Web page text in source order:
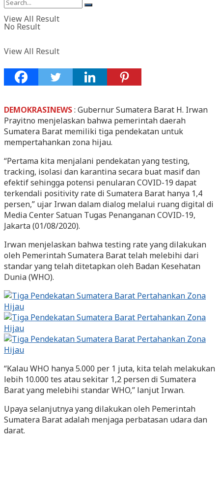
View All Result
No Result
View All Result
DEMOKRASINEWS: Gubernur Sumatera Barat H. Irwan
Prayitno menjelaskan bahwa pemerintah daerah
Sumatera Barat memiliki tiga pendekatan untuk
mempertahankan zona hijau.
“Pertama kita menjalani pendekatan yang testing,
tracking, isolasi dan karantina secara buat masif dan
efektif sehingga potensi penularan COVID-19 dapat
terkendali positivity rate di Sumatera Barat hanya 1,4
persen,” ujar Irwan dalam dialog melalui ruang digital di
Media Center Satuan Tugas Penanganan COVID-19,
Jakarta (01/08/2020).
Irwan menjelaskan bahwa testing rate yang dilakukan
oleh Pemerintah Sumatera Barat telah melebihi dari
standar yang telah ditetapkan oleh Badan Kesehatan
Dunia (WHO).
“Kalau WHO hanya 5.000 per 1 juta, kita telah melakukan
lebih 10.000 tes atau sekitar 1,2 persen di Sumatera
Barat yang melebihi standar WHO,” lanjut Irwan.
Upaya selanjutnya yang dilakukan oleh Pemerintah
Sumatera Barat adalah menjaga perbatasan udara dan
darat.